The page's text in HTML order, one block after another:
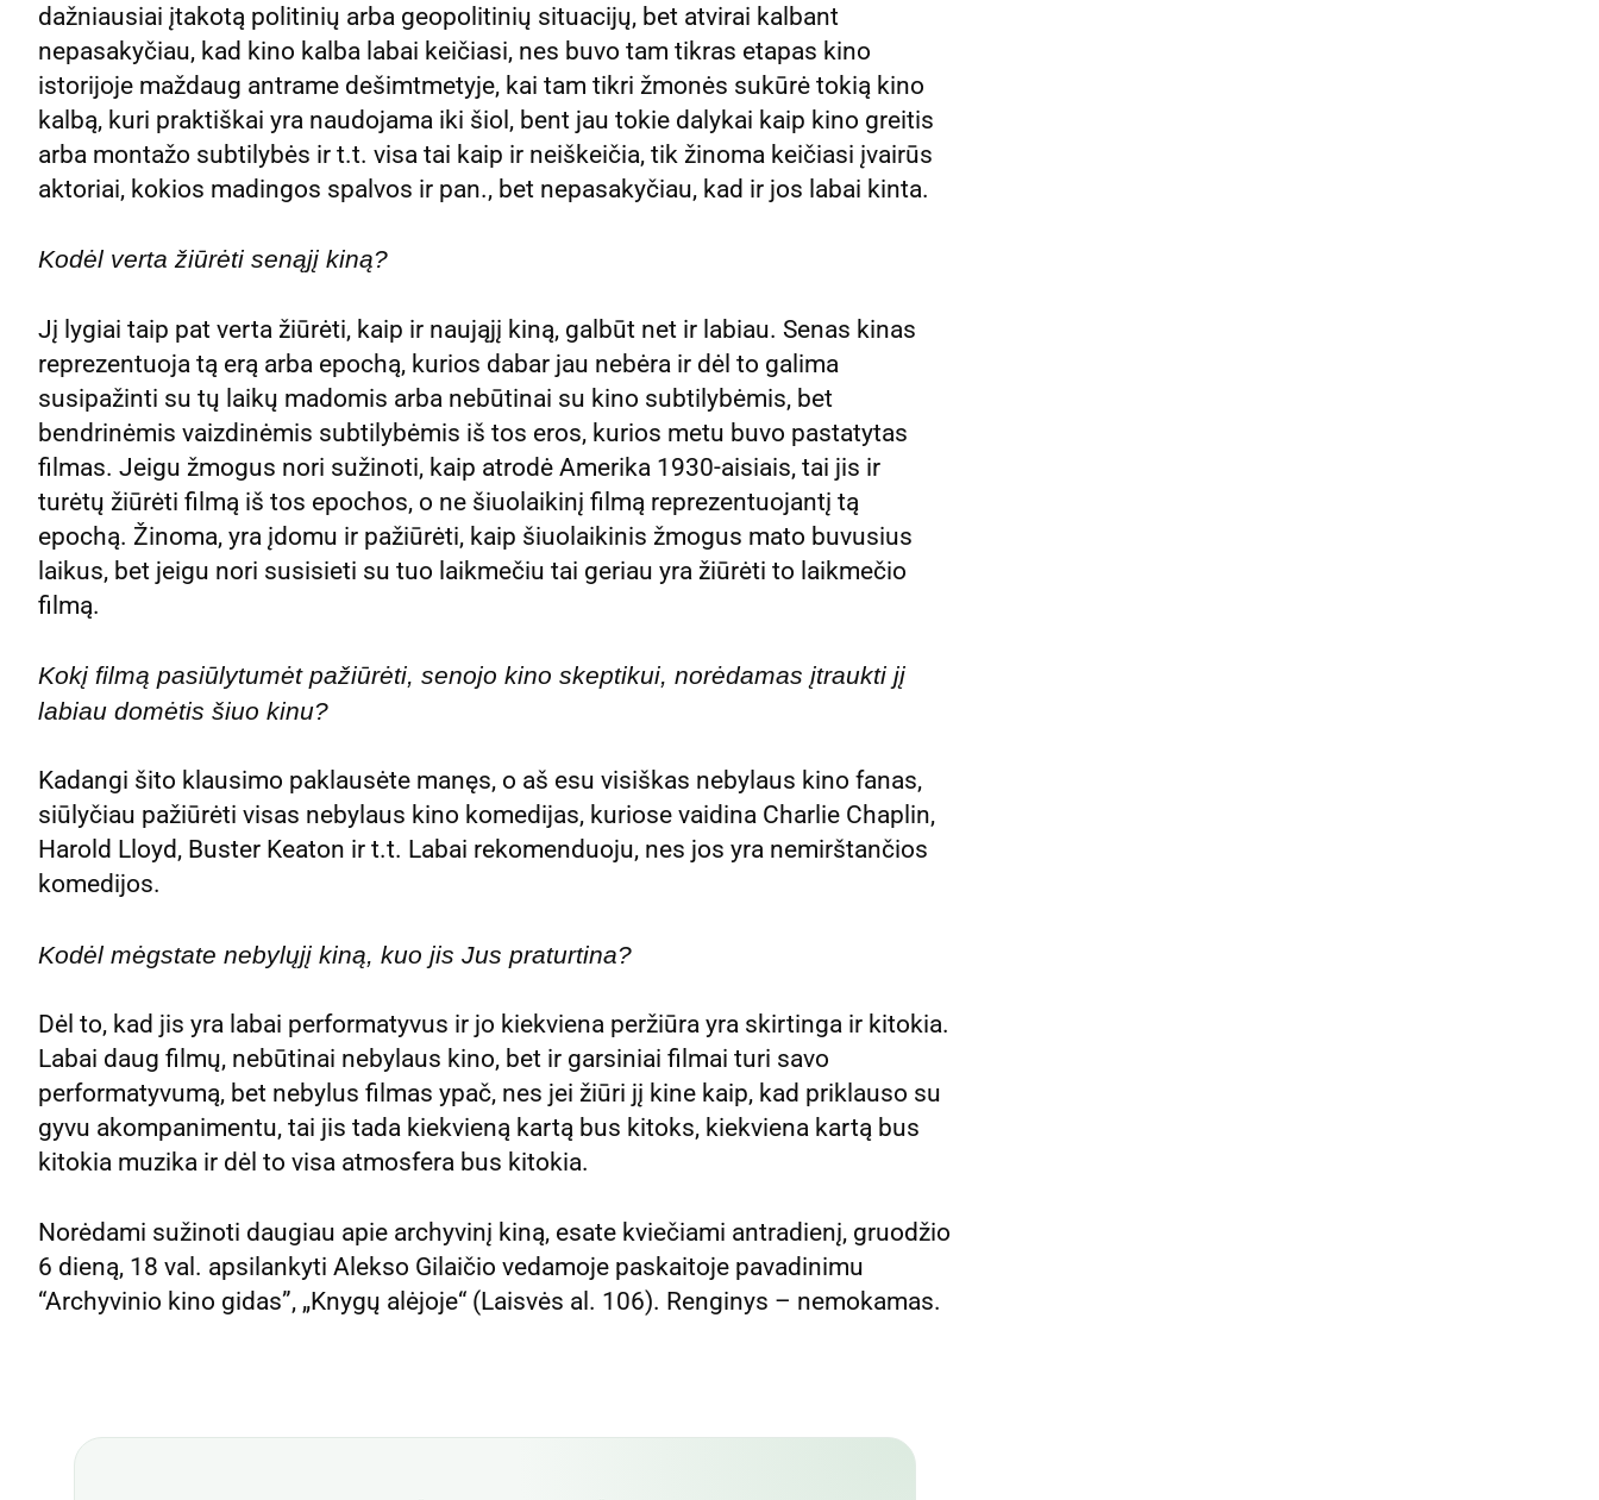
dažniausiai įtakotą politinių arba geopolitinių situacijų, bet atvirai kalbant
nepasakyčiau, kad kino kalba labai keičiasi, nes buvo tam tikras etapas kino
istorijoje maždaug antrame dešimtmetyje, kai tam tikri žmonės sukūrė tokią kino
kalbą, kuri praktiškai yra naudojama iki šiol, bent jau tokie dalykai kaip kino greitis
arba montažo subtilybės ir t.t. visa tai kaip ir neiškeičia, tik žinoma keičiasi įvairūs
aktoriai, kokios madingos spalvos ir pan., bet nepasakyčiau, kad ir jos labai kinta.
Kodėl verta žiūrėti senąjį kiną?
Jį lygiai taip pat verta žiūrėti, kaip ir naująjį kiną, galbūt net ir labiau. Senas kinas
reprezentuoja tą erą arba epochą, kurios dabar jau nebėra ir dėl to galima
susipažinti su tų laikų madomis arba nebūtinai su kino subtilybėmis, bet
bendrinėmis vaizdinėmis subtilybėmis iš tos eros, kurios metu buvo pastatytas
filmas. Jeigu žmogus nori sužinoti, kaip atrodė Amerika 1930-aisiais, tai jis ir
turėtų žiūrėti filmą iš tos epochos, o ne šiuolaikinį filmą reprezentuojantį tą
epochą. Žinoma, yra įdomu ir pažiūrėti, kaip šiuolaikinis žmogus mato buvusius
laikus, bet jeigu nori susisieti su tuo laikmečiu tai geriau yra žiūrėti to laikmečio
filmą.
Kokį filmą pasiūlytumėt pažiūrėti, senojo kino skeptikui, norėdamas įtraukti jį
labiau domėtis šiuo kinu?
Kadangi šito klausimo paklausėte manęs, o aš esu visiškas nebylaus kino fanas,
siūlyčiau pažiūrėti visas nebylaus kino komedijas, kuriose vaidina Charlie Chaplin,
Harold Lloyd, Buster Keaton ir t.t. Labai rekomenduoju, nes jos yra nemirštančios
komedijos.
Kodėl mėgstate nebylųjį kiną, kuo jis Jus praturtina?
Dėl to, kad jis yra labai performatyvus ir jo kiekviena peržiūra yra skirtinga ir kitokia.
Labai daug filmų, nebūtinai nebylaus kino, bet ir garsiniai filmai turi savo
performatyvumą, bet nebylus filmas ypač, nes jei žiūri jį kine kaip, kad priklauso su
gyvu akompanimentu, tai jis tada kiekvieną kartą bus kitoks, kiekviena kartą bus
kitokia muzika ir dėl to visa atmosfera bus kitokia.
Norėdami sužinoti daugiau apie archyvinį kiną, esate kviečiami antradienį, gruodžio
6 dieną, 18 val. apsilankyti Alekso Gilaičio vedamoje paskaitoje pavadinimu
“Archyvinio kino gidas”, „Knygų alėjoje“ (Laisvės al. 106). Renginys – nemokamas.